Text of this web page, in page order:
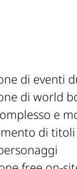
di eventi
di world
e
di